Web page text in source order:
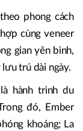
phong cách
cùng veneer
gian yên bình,
trú dài ngày.
hành trình du
đó, Ember
khoáng; La